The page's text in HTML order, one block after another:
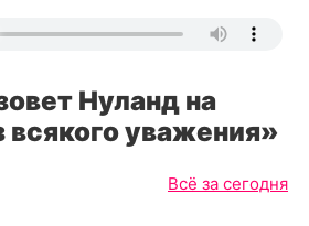
Нуланд на
всякого уважения»
Всё за сегодня